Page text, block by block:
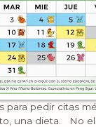
para pedir citas
una dieta. No